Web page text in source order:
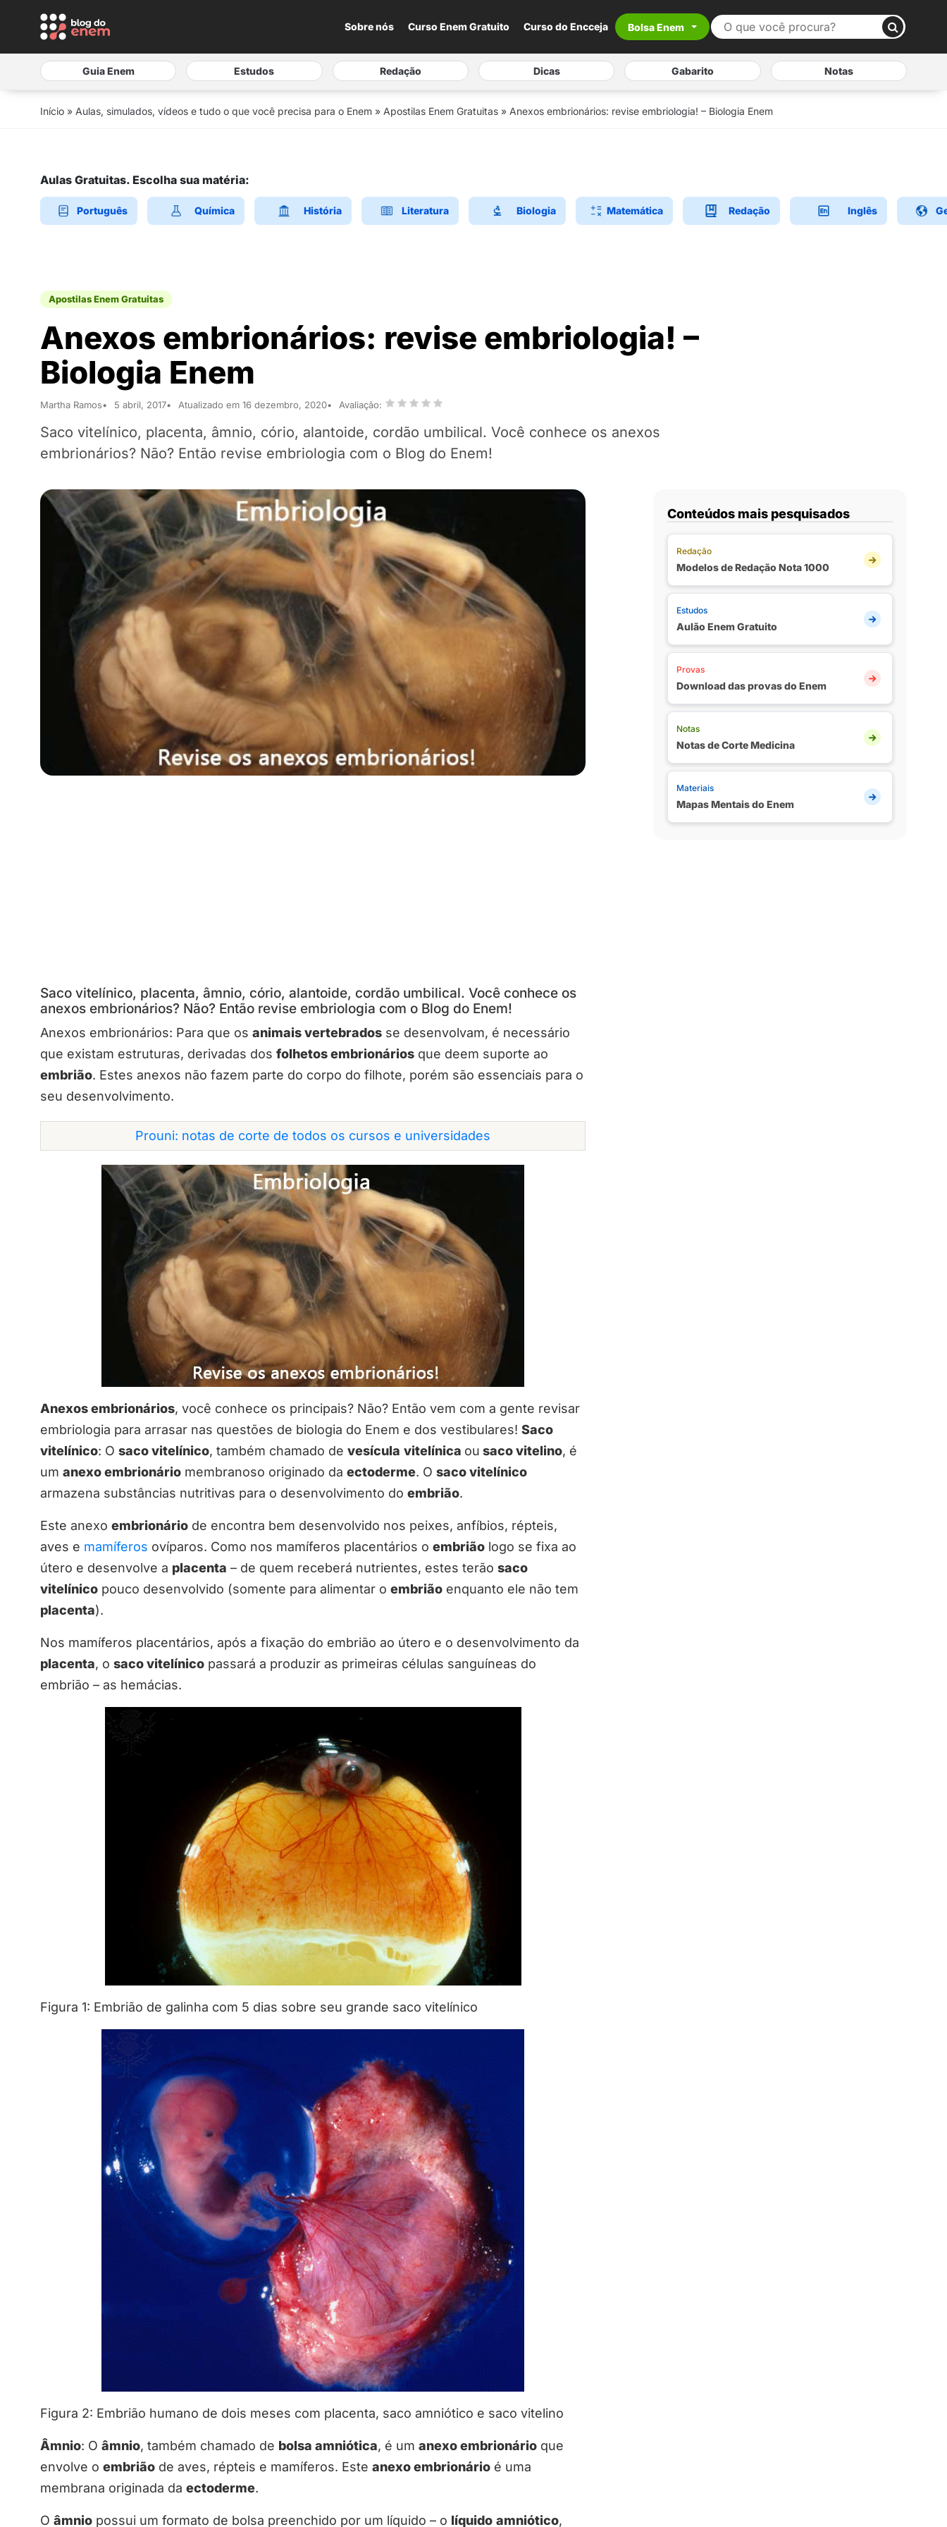
Sobre nós Curso Enem Gratuito Curso do Encceja Bolsa Enem
Guia Enem Estudos Redação Dicas Gabarito Notas
Início » Aulas, simulados, vídeos e tudo o que você precisa para o Enem » Apostilas Enem Gratuitas » Anexos embrionários: revise embriologia! – Biologia Enem
Aulas Gratuitas. Escolha sua matéria:
Português Química História Literatura Biologia Matemática Redação Inglês
Apostilas Enem Gratuitas
Anexos embrionários: revise embriologia! –
Biologia Enem
Martha Ramos 5 abril, 2017 Atualizado em 16 dezembro, 2020 Avaliação:
Saco vitelínico, placenta, âmnio, cório, alantoide, cordão umbilical. Você conhece os anexos
embrionários? Não? Então revise embriologia com o Blog do Enem!
Saco vitelínico, placenta, âmnio, cório, alantoide, cordão umbilical. Você conhece os
anexos embrionários? Não? Então revise embriologia com o Blog do Enem!
Anexos embrionários: Para que os animais vertebrados se desenvolvam, é necessário
que existam estruturas, derivadas dos folhetos embrionários que deem suporte ao
embrião. Estes anexos não fazem parte do corpo do filhote, porém são essenciais para o
seu desenvolvimento.
Prouni: notas de corte de todos os cursos e universidades
Anexos embrionários, você conhece os principais? Não? Então vem com a gente revisar
embriologia para arrasar nas questões de biologia do Enem e dos vestibulares! Saco
vitelínico: O saco vitelínico, também chamado de vesícula vitelínica ou saco vitelino, é
um anexo embrionário membranoso originado da ectoderme. O saco vitelínico
armazena substâncias nutritivas para o desenvolvimento do embrião.
Este anexo embrionário de encontra bem desenvolvido nos peixes, anfíbios, répteis,
aves e mamíferos ovíparos. Como nos mamíferos placentários o embrião logo se fixa ao
útero e desenvolve a placenta – de quem receberá nutrientes, estes terão saco
vitelínico pouco desenvolvido (somente para alimentar o embrião enquanto ele não tem
placenta).
Nos mamíferos placentários, após a fixação do embrião ao útero e o desenvolvimento da
placenta, o saco vitelínico passará a produzir as primeiras células sanguíneas do
embrião – as hemácias.
Figura 1: Embrião de galinha com 5 dias sobre seu grande saco vitelínico
Figura 2: Embrião humano de dois meses com placenta, saco amniótico e saco vitelino
Âmnio: O âmnio, também chamado de bolsa amniótica, é um anexo embrionário que
envolve o embrião de aves, répteis e mamíferos. Este anexo embrionário é uma
membrana originada da ectoderme.
O âmnio possui um formato de bolsa preenchido por um líquido – o líquido amniótico,
Conteúdos mais pesquisados
Redação
Modelos de Redação Nota 1000
Estudos
Aulão Enem Gratuito
Provas
Download das provas do Enem
Notas
Notas de Corte Medicina
Materiais
Mapas Mentais do Enem